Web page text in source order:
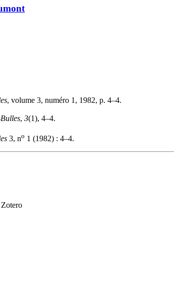
, volume 3, numéro 1, 1982, p. 4–4.
, 3(1), 4–4.
3, no 1 (1982) : 4–4.